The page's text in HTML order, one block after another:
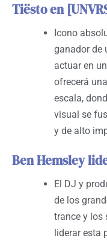
Tiësto en
Icono
ganador de
actuar en
ofrecerá
escala,
visual se
y de alto
Ben Hemsley
El DJ y
de los
trance y los
liderar esta